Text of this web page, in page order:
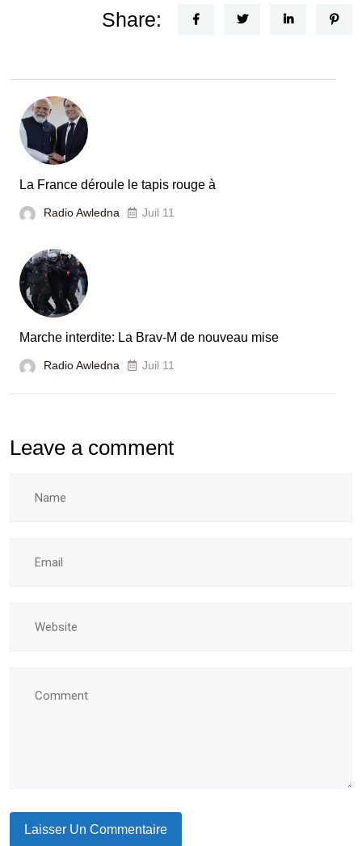
Share:
La France déroule le tapis rouge à
Radio Awledna Juil 11
Marche interdite: La Brav-M de nouveau mise
Radio Awledna Juil 11
Leave a comment